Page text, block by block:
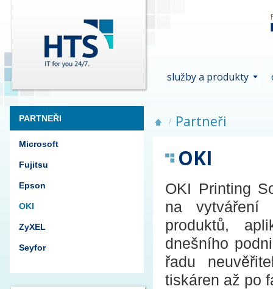
služby a produkty
PARTNEŘI
Microsoft
Fujitsu
Epson
OKI
ZyXEL
Seyfor
Partneři
OKI
OKI Printing
na vytváření
produktů,
dnešního
řadu
tiskáren až po